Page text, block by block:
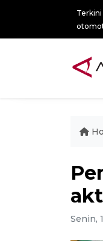
Terkini
Senin,